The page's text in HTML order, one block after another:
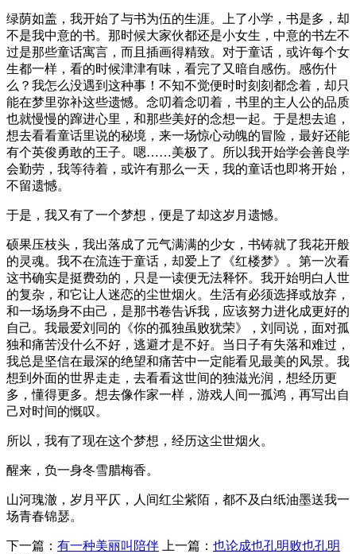
绿荫如盖，我开始了与书为伍的生涯。上了小学，书是多，却
不是我中意的书。那时候大家伙都还是小女生，中意的书左不
过是那些童话寓言，而且插画得精致。对于童话，或许每个女
生都一样，看的时候津津有味，看完了又暗自感伤。感伤什
么？我怎么没遇到这种事！不知不觉便时时刻刻都念着，却只
能在梦里弥补这些遗憾。念叨着念叨着，书里的主人公的品质
也就慢慢的蹿进心里，和那些美好的念想一起。于是想去追，
想去看看童话里说的秘境，来一场惊心动魄的冒险，最好还能
有个英俊勇敢的王子。嗯……美极了。所以我开始学会善良学
会勤劳，我等待着，或许有那么一天，我的童话也即将开始，
不留遗憾。
于是，我又有了一个梦想，便是了却这岁月遗憾。
硕果压枝头，我出落成了元气满满的少女，书铸就了我花开般
的灵魂。我不在流连于童话，却爱上了《红楼梦》。第一次看
这书确实是挺费劲的，只是一读便无法释怀。我开始明白人世
的复杂，和它让人迷恋的尘世烟火。生活有必须选择或放弃，
和一场场身不由己，是那书卷告诉我，应该努力进化成更好的
自己。我最爱刘同的《你的孤独虽败犹荣》，刘同说，面对孤
独和痛苦没什么不好，逃避才是不好。当日子有失落和难过，
我总是坚信在最深的绝望和痛苦中一定能看见最美的风景。我
想到外面的世界走走，去看看这世间的独滋光润，想经历更
多，懂得更多。想去像作家一样，游戏人间一孤鸿，再写出自
己对时间的慨叹。
所以，我有了现在这个梦想，经历这尘世烟火。
醒来，负一身冬雪腊梅香。
山河瑰澈，岁月平仄，人间红尘紫陌，都不及白纸油墨送我一
场青春锦瑟。
下一篇： 有一种美丽叫陪伴 上一篇： 也论成也孔明败也孔明